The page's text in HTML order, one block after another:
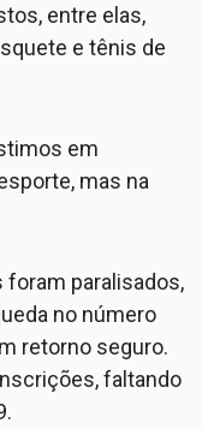
entre elas,
e tênis de
em
mas na
foram paralisados,
no número
retorno seguro.
faltando